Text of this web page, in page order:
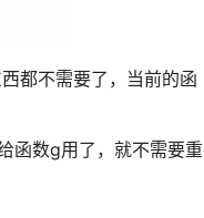
都不需要了，当前的函
函数g用了，就不需要重